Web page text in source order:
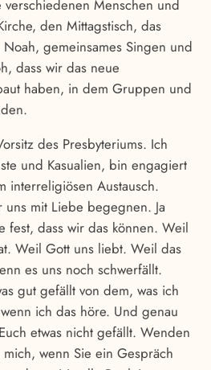
Menschen und
den Mittagstisch, das
gemeinsames Singen und
dass wir das neue
haben, in dem Gruppen und
des Presbyteriums. Ich
und Kasualien, bin engagiert
interreligiösen Austausch.
mit Liebe begegnen. Ja
fest, dass wir das können. Weil
Weil Gott uns liebt. Weil das
es uns noch schwerfällt.
gut gefällt von dem, was ich
ich das höre. Und genau
etwas nicht gefällt. Wenden
wenn Sie ein Gespräch